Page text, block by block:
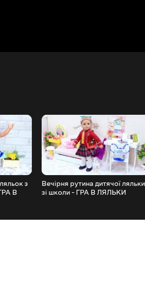
з
В
Вечірня рутина дитячої ляльки
зі школи - ГРА В ЛЯЛЬКИ